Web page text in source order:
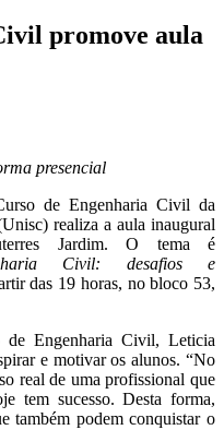
promove aula
presencial
de Engenharia Civil da
realiza a aula inaugural
Jardim. O tema é
Civil: desafios e
das 19 horas, no bloco 53,
de Engenharia Civil, Leticia
e motivar os alunos. “No
real de uma profissional que
tem sucesso. Desta forma,
também podem conquistar o